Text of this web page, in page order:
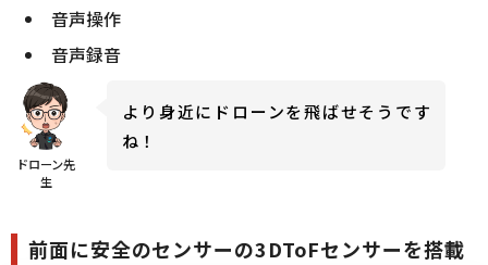
音声操作
音声録音
ドローン先
生
より身近にドローンを飛ばせそうです
ね！
前面に安全のセンサーの3DToFセンサーを搭載